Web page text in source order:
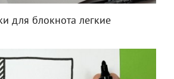
для блокнота легкие